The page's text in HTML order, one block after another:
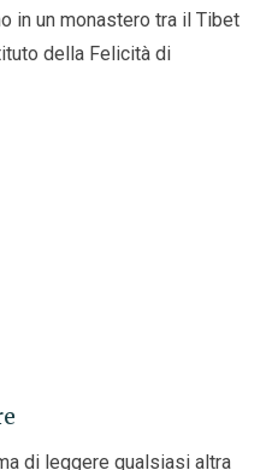
in un monastero tra il Tibet
della Felicità di
di leggere qualsiasi altra